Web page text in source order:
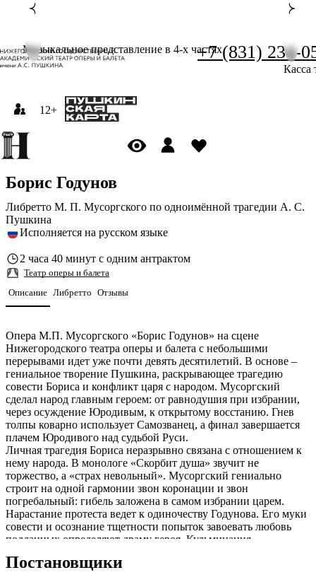
+7 (831) 234-
Касса
Музыкальное представление в 4-х частях
12+
Борис Годунов
Либретто М. П. Мусоргского по одноимённой трагедии А. С.
Пушкина
Исполняется на русском языке
2 часа 40 минут с одним антрактом
Театр оперы и балета
Описание Либретто Отзывы
Опера М.П. Мусоргского «Борис Годунов» на сцене
Нижегородского театра оперы и балета с небольшими
перерывами идет уже почти девять десятилетий. В основе –
гениальное творение Пушкина, раскрывающее трагедию
совести Бориса и конфликт царя с народом. Мусоргский
сделал народ главным героем: от равнодушия при избрании,
через осуждение Юродивым, к открытому восстанию. Гнев
толпы коварно использует Самозванец, а финал завершается
плачем Юродивого над судьбой Руси.
Личная трагедия Бориса неразрывно связана с отношением к
нему народа. В монологе «Скорбит душа» звучит не
торжество, а «страх невольный». Мусоргский гениально
строит на одной гармонии звон коронации и звон
погребальный: гибель заложена в самом избрании царем.
Нарастание протеста ведет к одиночеству Годунова. Его муки
совести и осознание тщетности попыток завоевать любовь
подданных определяют драму героя. Кульминация –
отвергнутого народом, – сцена с Юродивым.
Постановщики